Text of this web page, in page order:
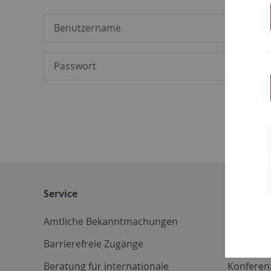
Service
Amtliche Bekanntmachungen
Barrierefreie Zugänge
Beratung für internationale